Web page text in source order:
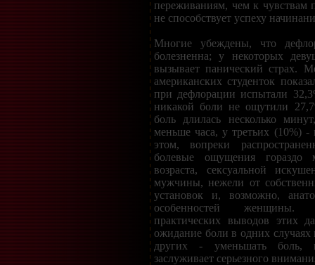
переживаниям, чем к чувствам
не способствует успеху
Многие убеждены, что
болезненна; у некоторых
вызывает панический страх.
американских студенток
при дефлорации испытали
никакой боли не ощутили
боль длилась несколько
меньше часа, у третьих (10%) -
этом, вопреки
болевые ощущения гораздо
возраста, сексуальной
мужчины, нежели от
установок и, возможно,
особенностей женщины.
практических выводов этих
ожидание боли в одних случаях
других - уменьшать боль,
заслуживает серьезного